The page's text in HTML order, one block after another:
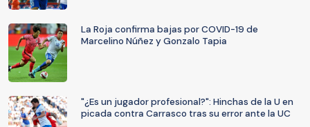
La Roja confirma bajas por COVID-19 de
Marcelino Núñez y Gonzalo Tapia
"¿Es un jugador profesional?": Hinchas de la U en
picada contra Carrasco tras su error ante la UC